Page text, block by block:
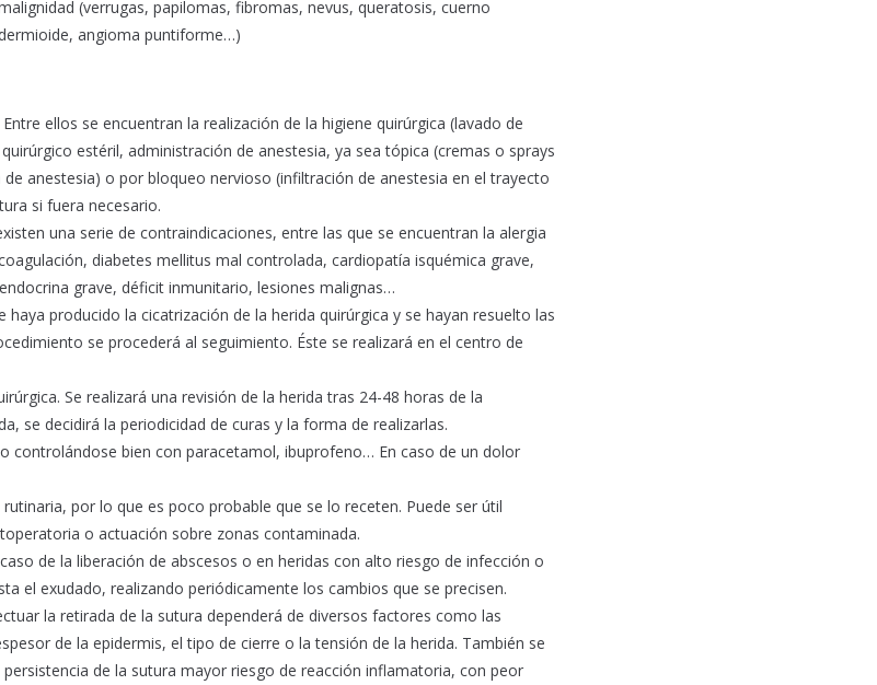
(verrugas, papilomas, fibromas, nevus, queratosis, cuerno
angioma puntiforme…)
ellos se encuentran la realización de la higiene quirúrgica (lavado de
estéril, administración de anestesia, ya sea tópica (cremas o sprays
anestesia) o por bloqueo nervioso (infiltración de anestesia en el trayecto
si fuera necesario.
una serie de contraindicaciones, entre las que se encuentran la alergia
diabetes mellitus mal controlada, cardiopatía isquémica grave,
grave, déficit inmunitario, lesiones malignas…
haya producido la cicatrización de la herida quirúrgica y se hayan resuelto las
se procederá al seguimiento. Éste se realizará en el centro de
Se realizará una revisión de la herida tras 24-48 horas de la
se decidirá la periodicidad de curas y la forma de realizarlas.
controlándose bien con paracetamol, ibuprofeno… En caso de un dolor
por lo que es poco probable que se lo receten. Puede ser útil
o actuación sobre zonas contaminada.
de la liberación de abscesos o en heridas con alto riesgo de infección o
el exudado, realizando periódicamente los cambios que se precisen.
la retirada de la sutura dependerá de diversos factores como las
de la epidermis, el tipo de cierre o la tensión de la herida. También se
de la sutura mayor riesgo de reacción inflamatoria, con peor